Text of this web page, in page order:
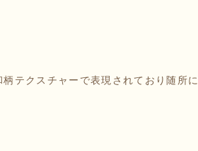
テクスチャーで表現されており随所に